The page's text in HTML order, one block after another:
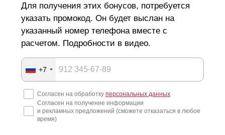
Для получения этих бонусов, потребуется
указать промокод. Он будет выслан на
указанный номер телефона вместе с
расчетом. Подробности в видео.
+7
Согласен на обработку персональных данных
Согласен на получение информации
и рекламных предложений (сможете отказаться в любое
время)